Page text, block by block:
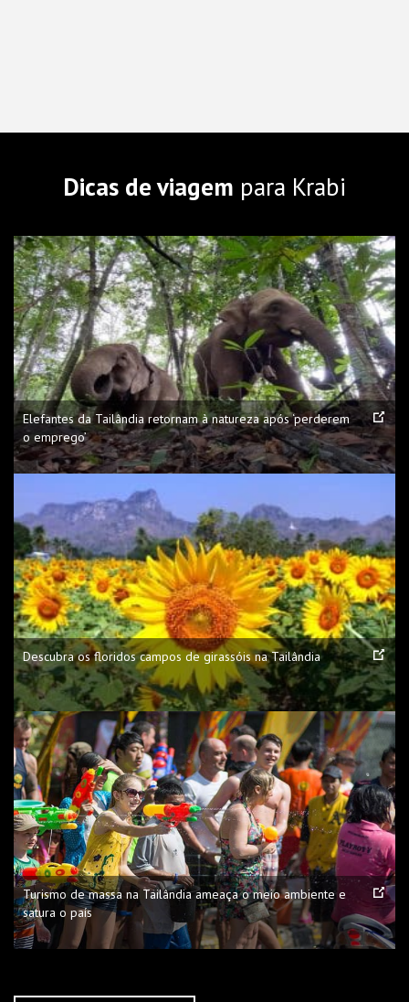
Dicas de viagem para Krabi
Elefantes da Tailândia retornam à natureza após ‘perderem
o emprego’
Descubra os floridos campos de girassóis na Tailândia
Turismo de massa na Tailândia ameaça o meio ambiente e
satura o país